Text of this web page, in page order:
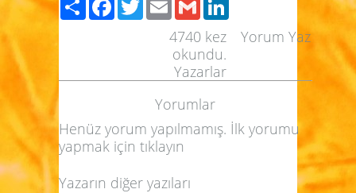
Yorum Yaz
4740 kez
okundu.
Yazarlar
Yorumlar
Henüz yorum yapılmamış. İlk yorumu
yapmak için tıklayın
Yazarın diğer yazıları